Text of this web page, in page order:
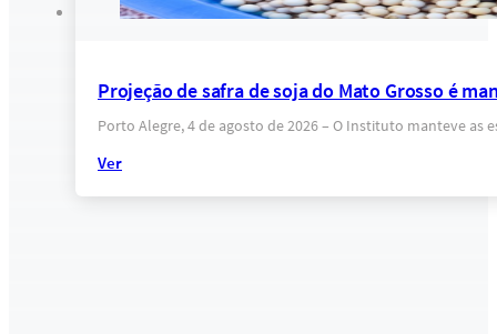
Projeção de safra de soja do Mato Grosso é
Porto Alegre, 4 de agosto de 2026 – O Instituto manteve as
Ver